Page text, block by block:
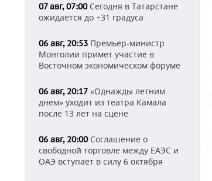
07 авг, 07:00Сегодня в Татарстане
ожидается до +31 градуса
06 авг, 20:53 Премьер-министр
Монголии примет участие в
Восточном экономическом форуме
06 авг, 20:17 «Однажды летним
днем» уходит из театра Камала
после 13 лет на сцене
06 авг, 20:00Соглашение о
свободной торговле между ЕАЭС и
ОАЭ вступает в силу 6 октября